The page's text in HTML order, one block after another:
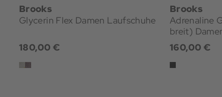
Brooks
Glycerin Flex Damen Laufschuhe
180,00 €
Brooks
Adrenaline
breit)
160,00 €